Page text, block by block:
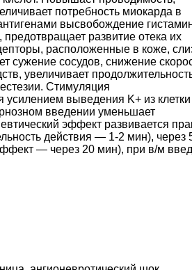
потребность миокарда в
высвобождение
развитие отека их
расположенные в коже,
сужение сосудов, снижение
увеличивает
Стимуляция
усилением выведения K+ из
введении уменьшает
эффект развивается
действия — 1-2 мин), через
— через 20 мин), при в/м